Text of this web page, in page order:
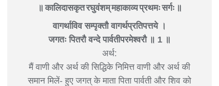
॥ कालिदासकृत रघुवंशम् महाकाव्य प्रथमः सर्गः ॥
वागर्थाविव सम्पृक्तौ वागर्थप्रतिपत्तये ।
जगतः पितरौ वन्दे पार्वतीपरमेश्वरौ ॥ 1 ॥
अर्थ:
मैं वाणी और अर्थ की सिद्धिके निमित्त वाणी और अर्थ की
समान मिलें- हुए जगत् के माता पिता पार्वती और शिव को